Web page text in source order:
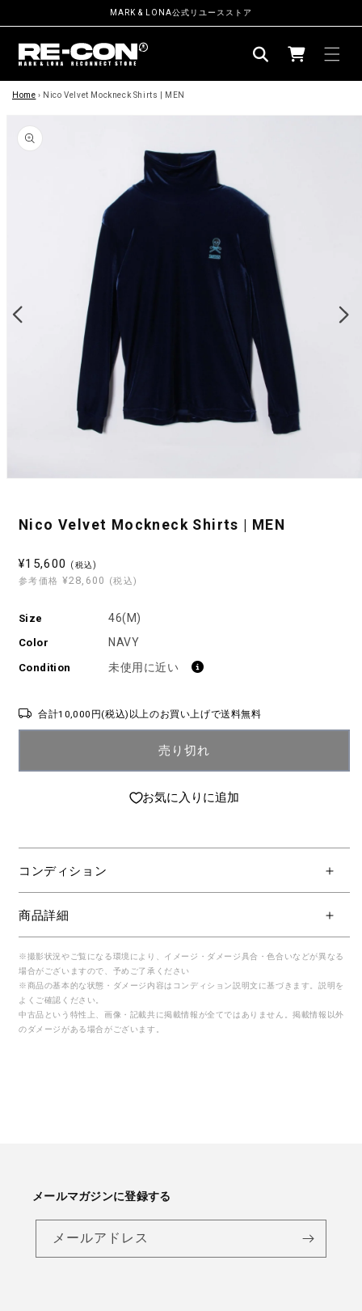
ツ
に
進
む
MARK & LONA公式リユースストア
ー
Home › Nico Velvet Mockneck Shirts | MEN
商
品
情
ス
Nico Velvet Mockneck Shirts | MEN
セ
ー
価
格
¥15,600 (税込)
参考価格 ¥28,600 (税込)
Size 46(M)
Color NAVY
Condition 未使用に近い
合計10,000円(税込)以上のお買い上げで送料無料
売り切れ
お気に入りに追加
コンディション
商品詳細
※撮影状況やご覧になる環境により、イメージ・ダメージ具合・色合いなどが異なる
場合がございますので、予めご了承ください
※商品の基本的な状態・ダメージ内容はコンディション説明文に基づきます。説明を
よくご確認ください。
中古品という特性上、画像・記載共に掲載情報が全てではありません。掲載情報以外
のダメージがある場合がございます。
メールマガジンに登録する
メールアドレス